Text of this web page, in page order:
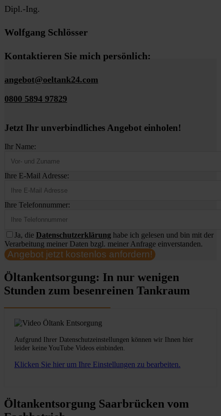
Dipl.-Ing.
Wolfgang Schlösser
Kontaktieren Sie mich persönlich:
angebot@oeltank24.com
0800 5894 97829
Jetzt Ihr unverbindliches Angebot einholen!
Ihr Name:
Ihre E-Mail Adresse:
Ihre Telefonnummer:
Ja, die Datenschutzerklärung habe ich gelesen und bin mit der
Verarbeitung meiner Daten bzgl. meiner Anfrage einverstanden.
Angebot jetzt kostenlos anfordern!
Öltankentsorgung: In nur wenigen
Stunden zum besenreinen Tankraum
Aufgrund Ihrer Datenschutzeinstellungen können wir Ihnen hier
leider keine YouTube Videos einbinden.
Klicken Sie hier um Ihre Einstellungen zu bearbeiten.
Öltankentsorgung Saarbrücken vom